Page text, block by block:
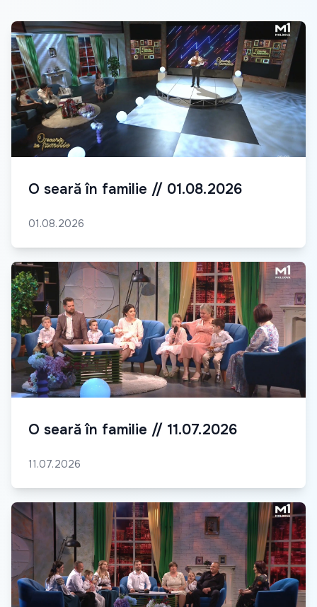
O seară în familie // 01.08.2026
01.08.2026
O seară în familie // 11.07.2026
11.07.2026